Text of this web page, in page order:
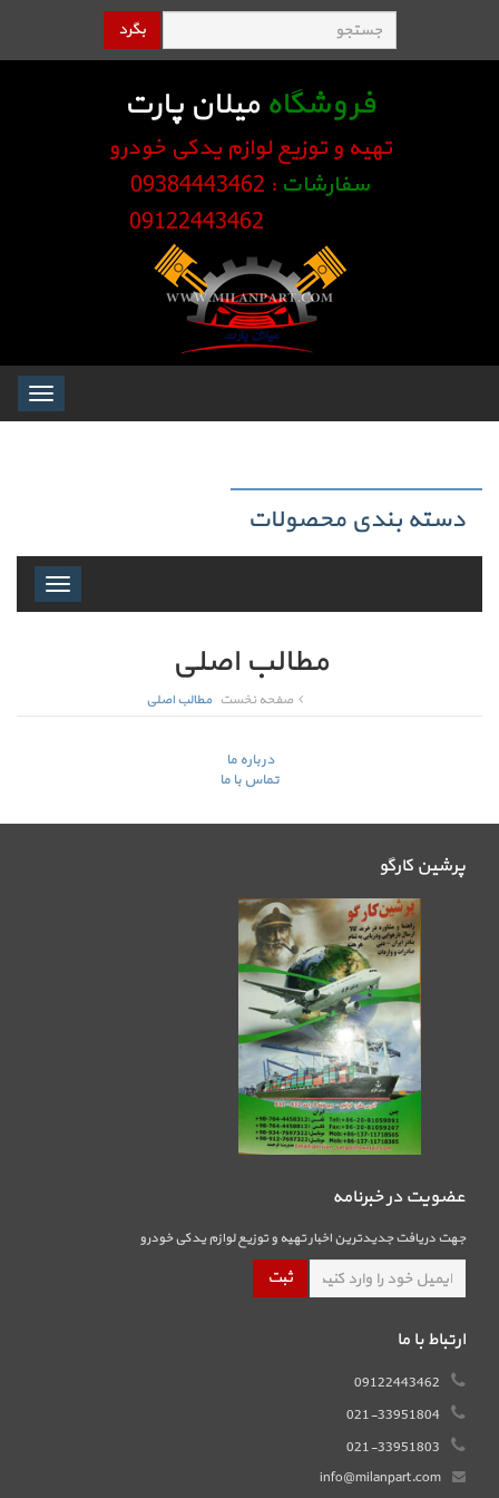
بگرد
فروشگاه میلان پارت
تهیه و توزیع لوازم یدکی خودرو
سفارشات : 09384443462
Toggle
دسته بندی محصولات
Toggle
مطالب اصلی
صفحه نخست مطالب اصلی
درباره ما
تماس با ما
پرشین کارگو
عضویت در خبرنامه
جهت دریافت جدیدترین اخبار تهیه و توزیع لوازم یدکی خودرو
ارتباط با ما
09122443462
021-33951804
021-33951803
info@milanpart.com